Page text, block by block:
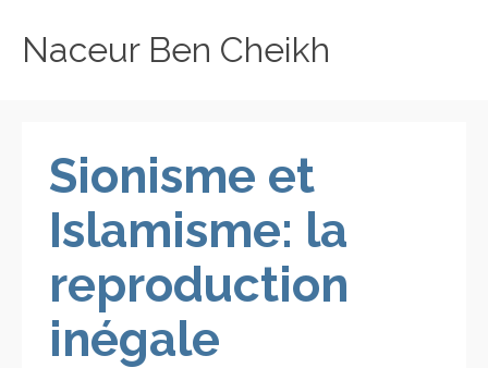
Naceur Ben Cheikh
Sionisme et
Islamisme: la
reproduction
inégale